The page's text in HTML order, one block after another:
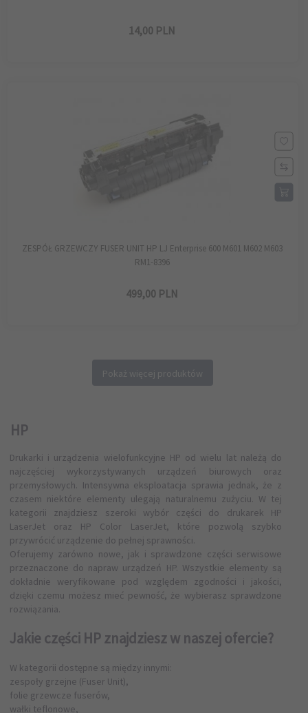
14,00 PLN
ZESPÓŁ GRZEWCZY FUSER UNIT HP LJ Enterprise 600 M601 M602 M603
RM1-8396
499,00 PLN
Pokaż więcej produktów
HP
Drukarki i urządzenia wielofunkcyjne HP od wielu lat należą do
najczęściej wykorzystywanych urządzeń biurowych oraz
przemysłowych. Intensywna eksploatacja sprawia jednak, że z
czasem niektóre elementy ulegają naturalnemu zużyciu. W tej
kategorii znajdziesz szeroki wybór części do drukarek HP
LaserJet oraz HP Color LaserJet, które pozwolą szybko
przywrócić urządzenie do pełnej sprawności.
Oferujemy zarówno nowe, jak i sprawdzone części serwisowe
przeznaczone do napraw urządzeń HP. Wszystkie elementy są
dokładnie weryfikowane pod względem zgodności i jakości,
dzięki czemu możesz mieć pewność, że wybierasz sprawdzone
rozwiązania.
Jakie części HP znajdziesz w naszej ofercie?
W kategorii dostępne są między innymi:
zespoły grzejne (Fuser Unit),
folie grzewcze fuserów,
wałki teflonowe,